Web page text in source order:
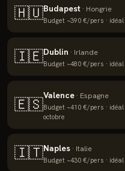
🇭🇺Budapest · Hongrie
Budget ~390 €/pers · idéal
🇮🇪Dublin · Irlande
Budget ~480 €/pers · idéal
🇪🇸Valence · Espagne
Budget ~410 €/pers · idéal
octobre
🇮🇹Naples · Italie
Budget ~430 €/pers · idéal